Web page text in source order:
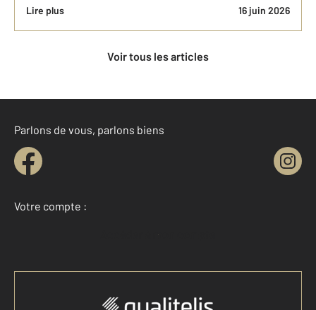
Lire plus 16 juin 2026
Voir tous les articles
Parlons de vous, parlons biens
Votre compte :
Accéder à mon compte